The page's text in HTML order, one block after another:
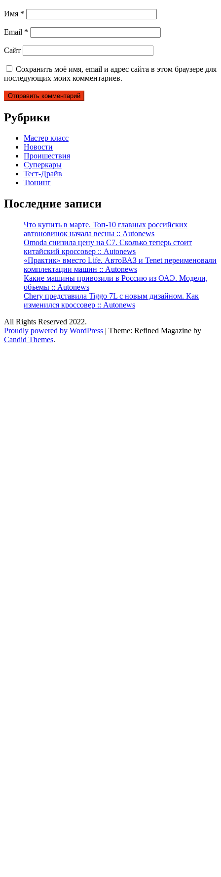
Имя *
Email *
Сайт
Сохранить моё имя, email и адрес сайта в этом браузере для
последующих моих комментариев.
Рубрики
Мастер класс
Новости
Проишествия
Суперкары
Тест-Драйв
Тюнинг
Последние записи
Что купить в марте. Топ-10 главных российских
автоновинок начала весны :: Autonews
Omoda снизила цену на C7. Сколько теперь стоит
китайский кроссовер :: Autonews
«Практик» вместо Life. АвтоВАЗ и Tenet переименовали
комплектации машин :: Autonews
Какие машины привозили в Россию из ОАЭ. Модели,
объемы :: Autonews
Chery представила Tiggo 7L с новым дизайном. Как
изменился кроссовер :: Autonews
All Rights Reserved 2022.
Proudly powered by WordPress | Theme: Refined Magazine by
Candid Themes.